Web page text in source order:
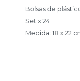
Bolsas de
Set x 24
Medida: 18 x 22